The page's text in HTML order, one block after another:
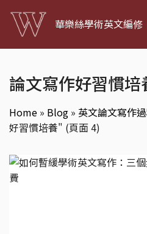
華樂絲學術英文編修
論文寫作好習慣培
Home » Blog » 英文論文寫作
好習慣培養" (頁面 4)